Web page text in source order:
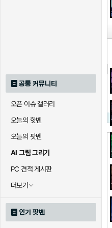
공통 커뮤니티
오픈 이슈 갤러리
오늘의 핫벤
오늘의 팟벤
AI 그림 그리기
PC 견적 게시판
더보기
인기 팟벤